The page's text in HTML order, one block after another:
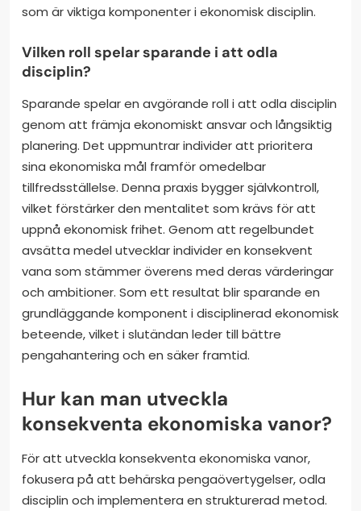
som är viktiga komponenter i ekonomisk disciplin.
Vilken roll spelar sparande i att odla
disciplin?
Sparande spelar en avgörande roll i att odla disciplin
genom att främja ekonomiskt ansvar och långsiktig
planering. Det uppmuntrar individer att prioritera
sina ekonomiska mål framför omedelbar
tillfredsställelse. Denna praxis bygger självkontroll,
vilket förstärker den mentalitet som krävs för att
uppnå ekonomisk frihet. Genom att regelbundet
avsätta medel utvecklar individer en konsekvent
vana som stämmer överens med deras värderingar
och ambitioner. Som ett resultat blir sparande en
grundläggande komponent i disciplinerad ekonomisk
beteende, vilket i slutändan leder till bättre
pengahantering och en säker framtid.
Hur kan man utveckla
konsekventa ekonomiska vanor?
För att utveckla konsekventa ekonomiska vanor,
fokusera på att behärska pengaövertygelser, odla
disciplin och implementera en strukturerad metod.